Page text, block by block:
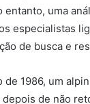
entanto, uma
especialistas
de busca e
de 1986, um
de não